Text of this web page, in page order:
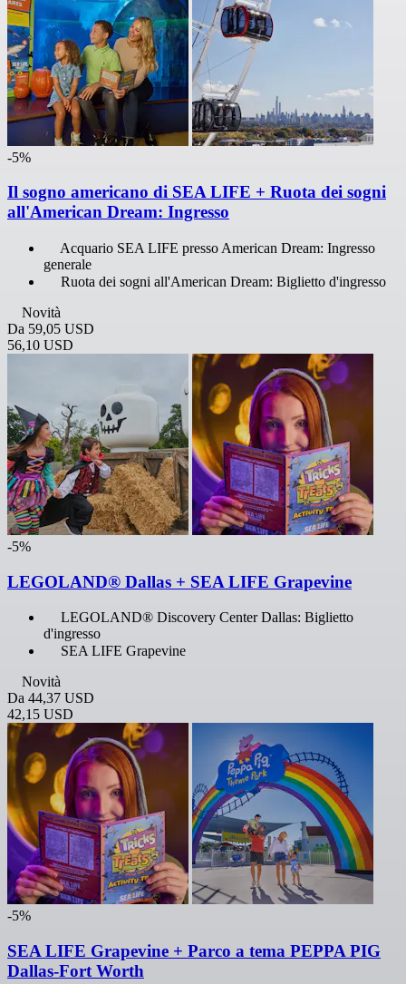
-5%
Il sogno americano di SEA LIFE + Ruota dei sogni
all'American Dream: Ingresso
Acquario SEA LIFE presso American Dream: Ingresso
generale
Ruota dei sogni all'American Dream: Biglietto d'ingresso
Novità
Da 59,05 USD
56,10 USD
-5%
LEGOLAND® Dallas + SEA LIFE Grapevine
LEGOLAND® Discovery Center Dallas: Biglietto
d'ingresso
SEA LIFE Grapevine
Novità
Da 44,37 USD
42,15 USD
-5%
SEA LIFE Grapevine + Parco a tema PEPPA PIG
Dallas-Fort Worth